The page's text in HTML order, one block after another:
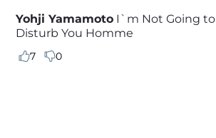
Yohji Yamamoto I`m Not Going to
Disturb You Homme
7 0